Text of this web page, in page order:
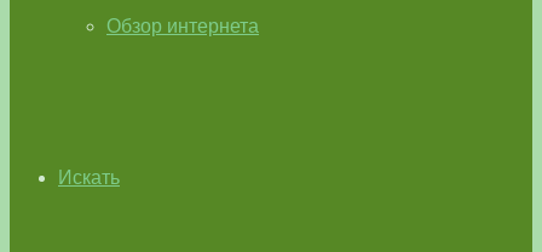
Обзор интернета
Искать